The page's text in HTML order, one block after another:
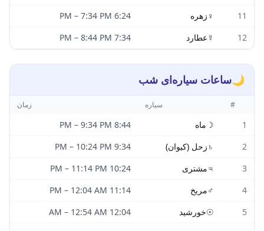
11
♀ زهره 6:24 PM
– 7:34 PM
12
☿ عطارد 7:34 PM
– 8:44 PM
🌙ساعات سیاره‌ای شب
# سیاره زمان
1
☽ ماه 8:44 PM
– 9:34 PM
2
♄ زحل (کیوان) 9:34 PM
– 10:24 PM
3
♃مشتری 10:24 PM
– 11:14 PM
4
♂مریخ 11:14 PM
– 12:04 AM
5
☉خورشید 12:04 AM
– 12:54 AM